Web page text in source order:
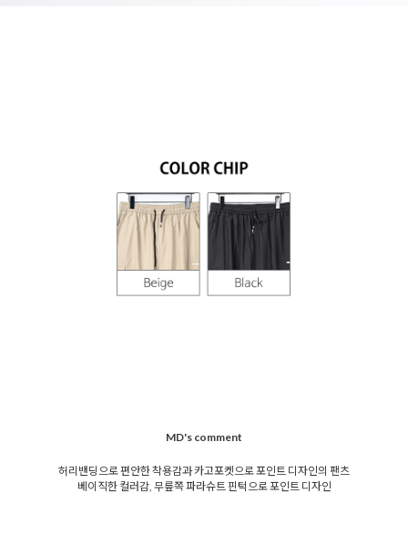
MD's comment
허리밴딩으로 편안한 착용감과 카고포켓으로 포인트 디자인의 팬츠
베이직한 컬러감, 무릎쪽 파라슈트 핀턱으로 포인트 디자인